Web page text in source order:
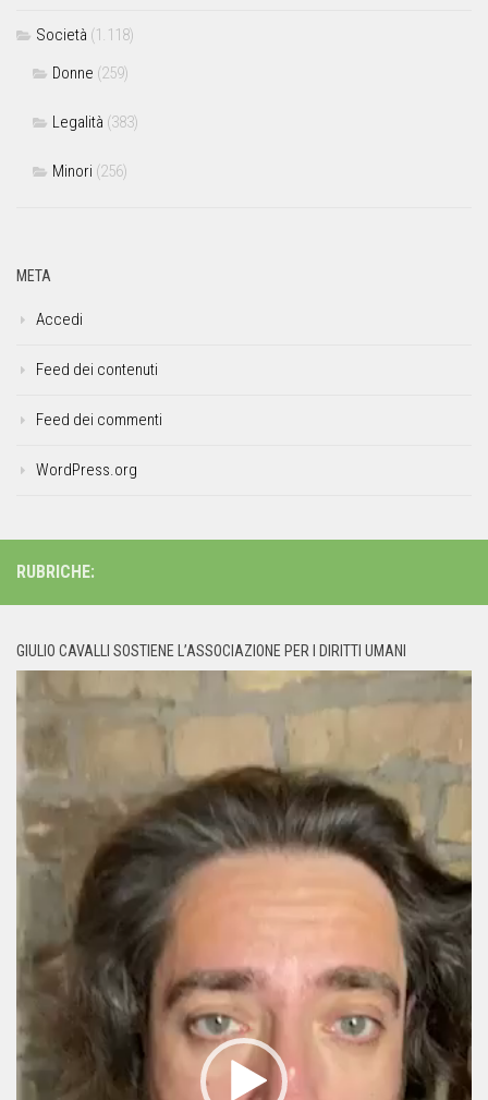
Società (1.118)
Donne (259)
Legalità (383)
Minori (256)
META
Accedi
Feed dei contenuti
Feed dei commenti
WordPress.org
RUBRICHE:
GIULIO CAVALLI SOSTIENE L’ASSOCIAZIONE PER I DIRITTI UMANI